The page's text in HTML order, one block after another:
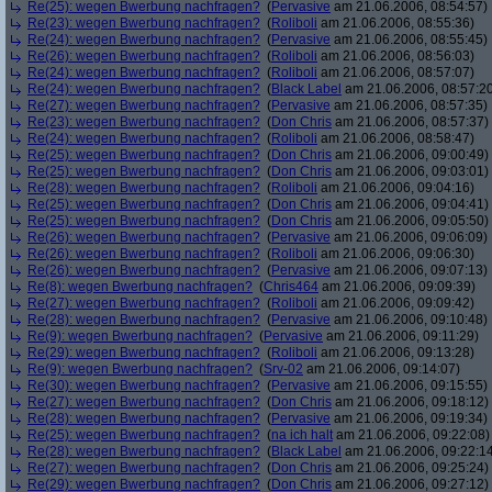
Re(25): wegen Bwerbung nachfragen? (Pervasive am 21.06.2006, 08:54:57)
Re(23): wegen Bwerbung nachfragen? (Roliboli am 21.06.2006, 08:55:36)
Re(24): wegen Bwerbung nachfragen? (Pervasive am 21.06.2006, 08:55:45)
Re(26): wegen Bwerbung nachfragen? (Roliboli am 21.06.2006, 08:56:03)
Re(24): wegen Bwerbung nachfragen? (Roliboli am 21.06.2006, 08:57:07)
Re(24): wegen Bwerbung nachfragen? (Black Label am 21.06.2006,
Re(27): wegen Bwerbung nachfragen? (Pervasive am 21.06.2006, 08:57:35)
Re(23): wegen Bwerbung nachfragen? (Don Chris am 21.06.2006, 08:57:37)
Re(24): wegen Bwerbung nachfragen? (Roliboli am 21.06.2006, 08:58:47)
Re(25): wegen Bwerbung nachfragen? (Don Chris am 21.06.2006, 09:00:49)
Re(25): wegen Bwerbung nachfragen? (Don Chris am 21.06.2006, 09:03:01)
Re(28): wegen Bwerbung nachfragen? (Roliboli am 21.06.2006, 09:04:16)
Re(25): wegen Bwerbung nachfragen? (Don Chris am 21.06.2006, 09:04:41)
Re(25): wegen Bwerbung nachfragen? (Don Chris am 21.06.2006, 09:05:50)
Re(26): wegen Bwerbung nachfragen? (Pervasive am 21.06.2006, 09:06:09)
Re(26): wegen Bwerbung nachfragen? (Roliboli am 21.06.2006, 09:06:30)
Re(26): wegen Bwerbung nachfragen? (Pervasive am 21.06.2006, 09:07:13)
Re(8): wegen Bwerbung nachfragen? (Chris464 am 21.06.2006, 09:09:39)
Re(27): wegen Bwerbung nachfragen? (Roliboli am 21.06.2006, 09:09:42)
Re(28): wegen Bwerbung nachfragen? (Pervasive am 21.06.2006, 09:10:48)
Re(9): wegen Bwerbung nachfragen? (Pervasive am 21.06.2006, 09:11:29)
Re(29): wegen Bwerbung nachfragen? (Roliboli am 21.06.2006, 09:13:28)
Re(9): wegen Bwerbung nachfragen? (Srv-02 am 21.06.2006, 09:14:07)
Re(30): wegen Bwerbung nachfragen? (Pervasive am 21.06.2006, 09:15:55)
Re(27): wegen Bwerbung nachfragen? (Don Chris am 21.06.2006, 09:18:12)
Re(28): wegen Bwerbung nachfragen? (Pervasive am 21.06.2006, 09:19:34)
Re(25): wegen Bwerbung nachfragen? (na ich halt am 21.06.2006, 09:22:08)
Re(28): wegen Bwerbung nachfragen? (Black Label am 21.06.2006,
Re(27): wegen Bwerbung nachfragen? (Don Chris am 21.06.2006, 09:25:24)
Re(29): wegen Bwerbung nachfragen? (Don Chris am 21.06.2006, 09:27:12)